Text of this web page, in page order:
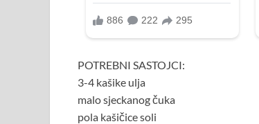
POTREBNI SASTOJCI:
3-4 kašike ulja
malo sjeckanog čuka
pola kašičice soli